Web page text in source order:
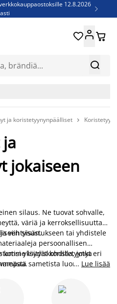
12.8.2026
asti

Säästä jopa 60% 
 
ja koristetyynynpäälliset 
jokaiseen
silaus. Ne tuovat sohvalle,
väriä ja kerroksellisuutta
viihtyisän.
sisustukseen tai yhdistele
persoonallisen
löydät koristetyynyt eri
sametista luonnolliseen
kotisi yksityiskohdilla, jotka
... Lue lisää